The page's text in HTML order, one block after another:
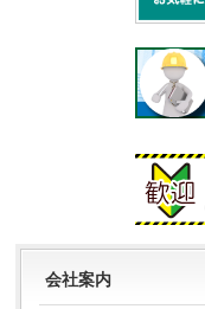
会社案内